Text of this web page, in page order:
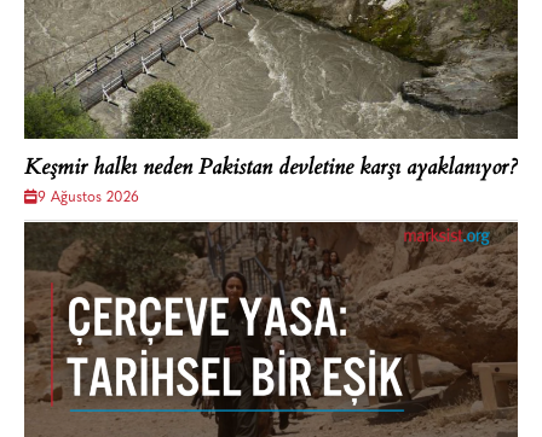
Keşmir halkı neden Pakistan devletine karşı ayaklanıyor?
9 Ağustos 2026